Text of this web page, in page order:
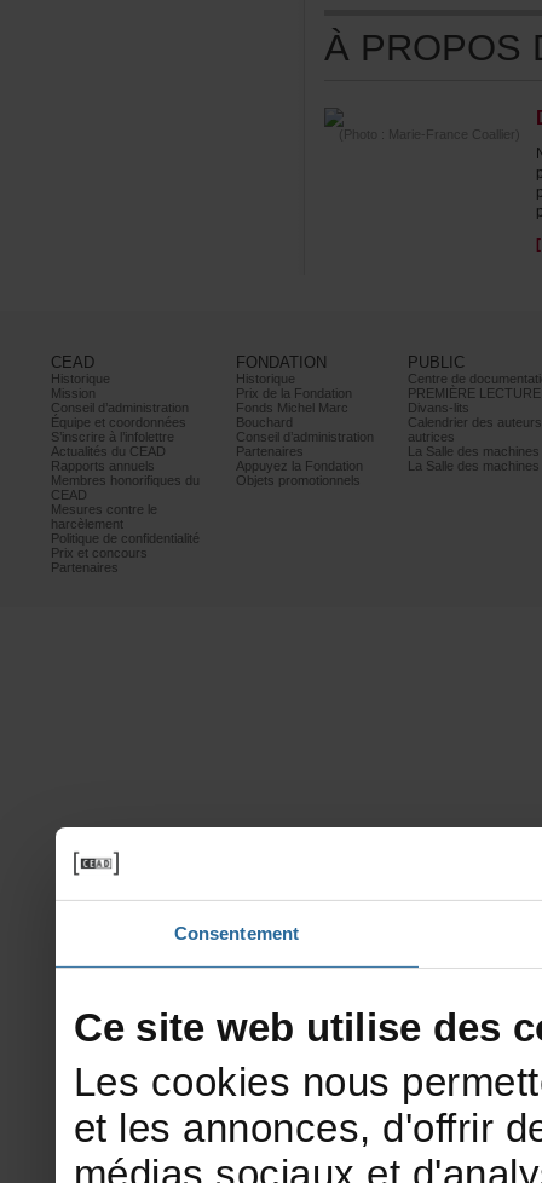
Consentement
(Photo:Marie-FranceCoallier)
CEAD
Historique
Mission
Conseild’administration
Équipeetcoordonnées
S’inscrireàl’infolettre
ActualitésduCEAD
Rapportsannuels
Membreshonorifiquesdu
CEAD
Mesurescontrele
harcèlement
Politiquedeconfidentialité
Prixetconcours
Partenaires
FONDATION
Historique
PrixdelaFondation
FondsMichelMarc
Bouchard
Conseild’administration
Partenaires
AppuyezlaFondation
Objetspromotionnels
PUBLIC
PREMIÈRELECTURE
Divans-lits
autrices